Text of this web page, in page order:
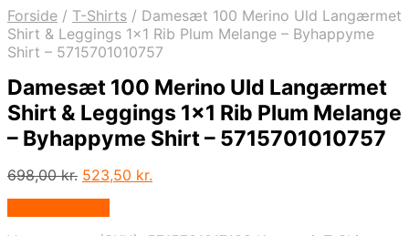
Forside / T-Shirts / Damesæt 100 Merino Uld Langærmet
Shirt & Leggings 1×1 Rib Plum Melange – Byhappyme
Shirt – 5715701010757
Damesæt 100 Merino Uld Langærmet
Shirt & Leggings 1×1 Rib Plum Melange
– Byhappyme Shirt – 5715701010757
698,00kr. Den
523,50 kr.